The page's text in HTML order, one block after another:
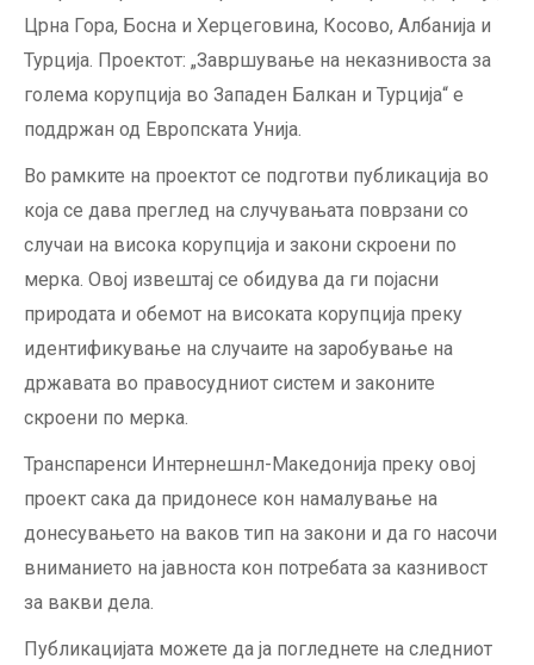
Црна Гора, Босна и Херцеговина, Косово, Албанија и
Турција. Проектот: „Завршување на неказнивоста за
голема корупција во Западен Балкан и Турција“ е
поддржан од Европската Унија.
Во рамките на проектот се подготви публикација во
која се дава преглед на случувањата поврзани со
случаи на висока корупција и закони скроени по
мерка. Овој извештај се обидува да ги појасни
природата и обемот на високата корупција преку
идентификување на случаите на заробување на
државата во правосудниот систем и законите
скроени по мерка.
Транспаренси Интернешнл-Макeдонија преку овој
проект сака да придонесе кон намалување на
донесувањето на ваков тип на закони и да го насочи
вниманието на јавноста кон потребата за казнивост
за вакви дела.
Публикацијата можете да ја погледнете на следниот